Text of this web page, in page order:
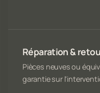
Réparation &
Pièces neuves ou
garantie sur